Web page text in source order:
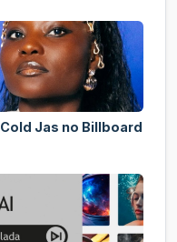
Jas no Billboard